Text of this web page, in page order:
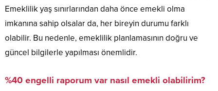
Emeklilik yaş sınırlarından daha önce emekli olma
imkanına sahip olsalar da, her bireyin durumu farklı
olabilir. Bu nedenle, emeklilik planlamasının doğru ve
güncel bilgilerle yapılması önemlidir.
%40 engelli raporum var nasıl emekli olabilirim?